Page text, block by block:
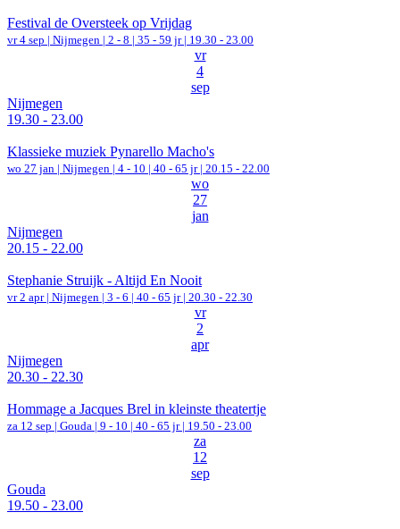
Festival de Oversteek op Vrijdag
vr 4 sep | Nijmegen | 2 - 8 | 35 - 59 jr | 19.30 - 23.00
vr
4
sep
Nijmegen
19.30 - 23.00
Klassieke muziek Pynarello Macho's
wo 27 jan | Nijmegen | 4 - 10 | 40 - 65 jr | 20.15 - 22.00
wo
27
jan
Nijmegen
20.15 - 22.00
Stephanie Struijk - Altijd En Nooit
vr 2 apr | Nijmegen | 3 - 6 | 40 - 65 jr | 20.30 - 22.30
vr
2
apr
Nijmegen
20.30 - 22.30
Hommage a Jacques Brel in kleinste theatertje
za 12 sep | Gouda | 9 - 10 | 40 - 65 jr | 19.50 - 23.00
za
12
sep
Gouda
19.50 - 23.00